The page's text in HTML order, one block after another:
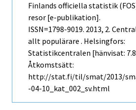
Finlands officiella statistik
resor [e-publikation].
ISSN=1798-9019. 2013, 2.
allt populärare . Helsingfors:
Statistikcentralen [hänvisat:
Åtkomstsätt:
http://stat.fi/til/smat/2013/
-04-10_kat_002_sv.html